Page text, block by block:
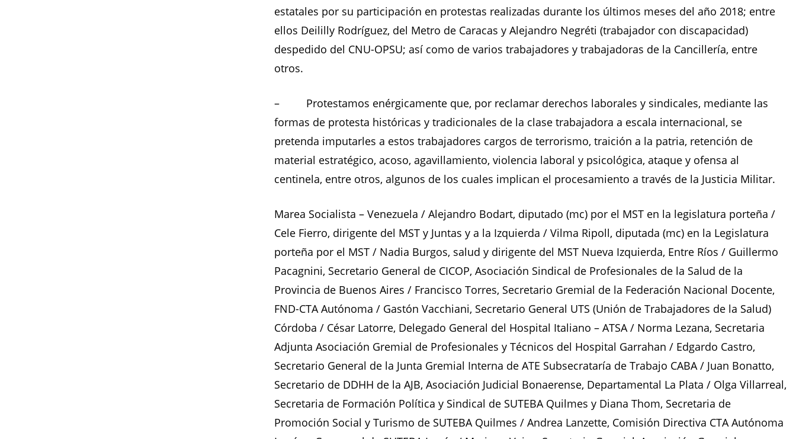
estatales por su participación en protestas realizadas durante los últimos meses del año 2018; entre
ellos Deililly Rodríguez, del Metro de Caracas y Alejandro Negréti (trabajador con discapacidad)
despedido del CNU-OPSU; así como de varios trabajadores y trabajadoras de la Cancillería, entre
otros.
– Protestamos enérgicamente que, por reclamar derechos laborales y sindicales, mediante las
formas de protesta históricas y tradicionales de la clase trabajadora a escala internacional, se
pretenda imputarles a estos trabajadores cargos de terrorismo, traición a la patria, retención de
material estratégico, acoso, agavillamiento, violencia laboral y psicológica, ataque y ofensa al
centinela, entre otros, algunos de los cuales implican el procesamiento a través de la Justicia Militar.
Marea Socialista – Venezuela / Alejandro Bodart, diputado (mc) por el MST en la legislatura porteña /
Cele Fierro, dirigente del MST y Juntas y a la Izquierda / Vilma Ripoll, diputada (mc) en la Legislatura
porteña por el MST / Nadia Burgos, salud y dirigente del MST Nueva Izquierda, Entre Ríos / Guillermo
Pacagnini, Secretario General de CICOP, Asociación Sindical de Profesionales de la Salud de la
Provincia de Buenos Aires / Francisco Torres, Secretario Gremial de la Federación Nacional Docente,
FND-CTA Autónoma / Gastón Vacchiani, Secretario General UTS (Unión de Trabajadores de la Salud)
Córdoba / César Latorre, Delegado General del Hospital Italiano – ATSA / Norma Lezana, Secretaria
Adjunta Asociación Gremial de Profesionales y Técnicos del Hospital Garrahan / Edgardo Castro,
Secretario General de la Junta Gremial Interna de ATE Subsecrataría de Trabajo CABA / Juan Bonatto,
Secretario de DDHH de la AJB, Asociación Judicial Bonaerense, Departamental La Plata / Olga Villarreal,
Secretaria de Formación Política y Sindical de SUTEBA Quilmes y Diana Thom, Secretaria de
Promoción Social y Turismo de SUTEBA Quilmes / Andrea Lanzette, Comisión Directiva CTA Autónoma